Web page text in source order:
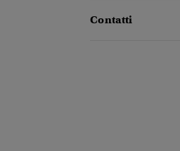
Contatti